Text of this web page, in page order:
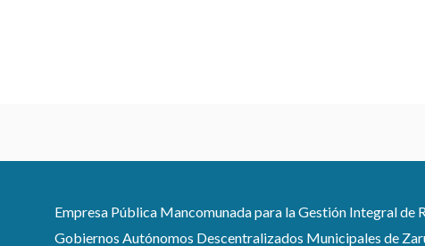
Empresa Pública Mancomunada para la Gestión Integral de
Gobiernos Autónomos Descentralizados Municipales de